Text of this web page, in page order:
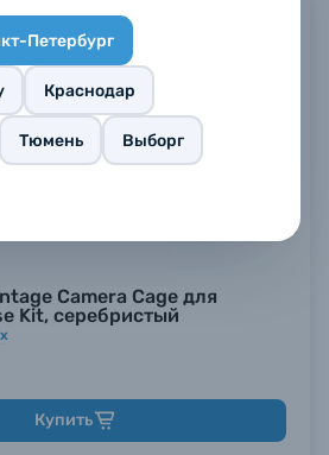
Петербург
Краснодар
Тюмень Выборг
Camera Cage для
Kit, серебристый
Купить